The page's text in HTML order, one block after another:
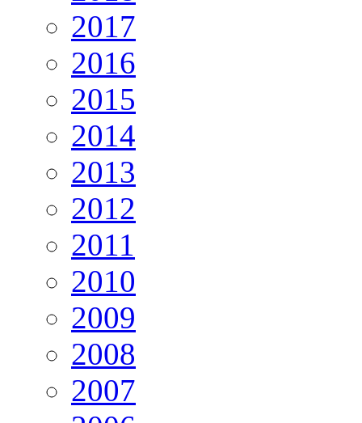
2017
2016
2015
2014
2013
2012
2011
2010
2009
2008
2007